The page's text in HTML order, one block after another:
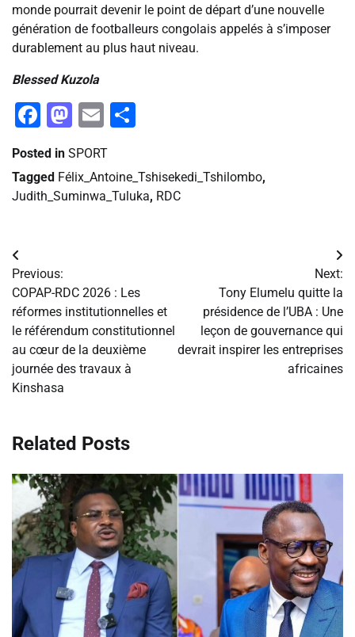
monde pourrait devenir le point de départ d’une nouvelle
génération de footballeurs congolais appelés à s’imposer
durablement au plus haut niveau.
Blessed Kuzola
Facebook
Mastodon
Email
Posted in SPORT
Tagged Félix_Antoine_Tshisekedi_Tshilombo,
Judith_Suminwa_Tuluka, RDC
Navigation
de
l’article
Previous:
COPAP-RDC 2026 : Les
réformes institutionnelles et
le référendum constitutionnel
au cœur de la deuxième
journée des travaux à
Kinshasa
Next:
Tony Elumelu quitte la
présidence de l’UBA : Une
leçon de gouvernance qui
devrait inspirer les entreprises
africaines
Related Posts